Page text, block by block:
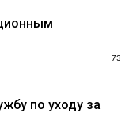
73
по уходу за